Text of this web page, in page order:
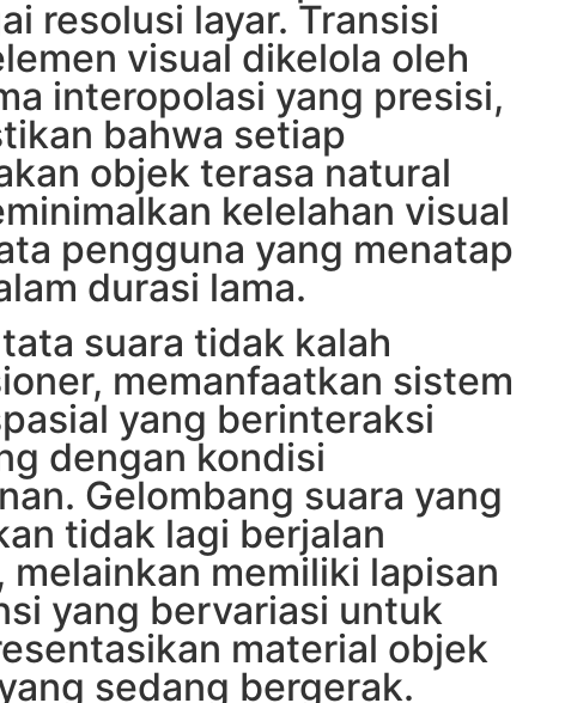
resolusi layar. Transisi
visual dikelola oleh
interopolasi yang presisi,
bahwa setiap
objek terasa natural
kelelahan visual
pengguna yang menatap
durasi lama.
suara tidak kalah
memanfaatkan sistem
yang berinteraksi
dengan kondisi
Gelombang suara yang
tidak lagi berjalan
melainkan memiliki lapisan
yang bervariasi untuk
material objek
sedang bergerak.